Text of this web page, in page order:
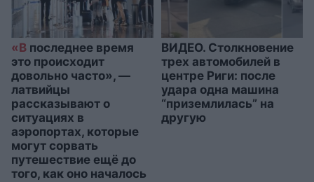
«В последнее время
это происходит
довольно часто», —
латвийцы
рассказывают о
ситуациях в
аэропортах, которые
могут сорвать
путешествие ещё до
того, как оно началось
ВИДЕО. Столкновение
трех автомобилей в
центре Риги: после
удара одна машина
“приземлилась” на
другую